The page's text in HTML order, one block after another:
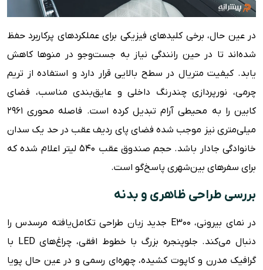
در عین حال، برخی کلیدهای فیزیکی برای عملکردهای پرکاربرد حفظ
شده‌اند تا در حین رانندگی نیاز به جست‌وجو در منوها کاهش
یابد. کیفیت متریال در سطح بالایی قرار دارد و استفاده از تریم
چرمی، نورپردازی چندرنگ داخلی و عایق‌بندی مناسب، فضای
کابین را به محیطی آرام تبدیل کرده است. فاصله محوری ۲۹۶۱
میلی‌متری نیز موجب شده فضای پای ردیف عقب در حد یک سدان
خانوادگی جادار باشد. حجم صندوق عقب ۵۴۰ لیتر اعلام شده که
برای سفرهای بین‌شهری پاسخ‌گو است.
بررسی طراحی ظاهری و بدنه
در نمای بیرونی، E300 جدید زبان طراحی تکامل‌یافته مرسدس را
دنبال می‌کند. جلوپنجره بزرگ با خطوط افقی، چراغ‌های LED با
گرافیک مدرن و کاپوت کشیده، چهره‌ای رسمی و در عین حال پویا